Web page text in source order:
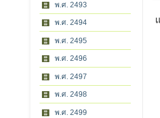
พ.ศ. 2493
พ.ศ. 2494
พ.ศ. 2495
พ.ศ. 2496
พ.ศ. 2497
พ.ศ. 2498
พ.ศ. 2499